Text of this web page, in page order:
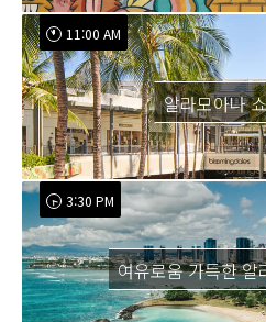
알라모아나
11:00 AM
여유로움 가득한 알
3:30 PM